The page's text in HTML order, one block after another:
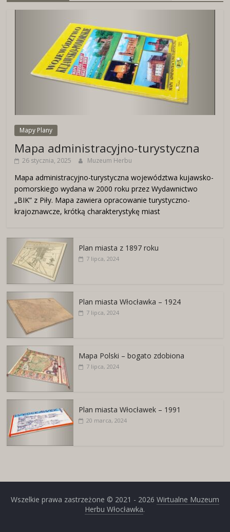
Mapy Plany
Mapa administracyjno-turystyczna
26 stycznia, 2025 Muzeum Herbu
Mapa administracyjno-turystyczna województwa kujawsko-
pomorskiego wydana w 2000 roku przez Wydawnictwo
„BIK” z Piły. Mapa zawiera opracowanie turystyczno-
krajoznawcze, krótką charakterystykę miast
Plan miasta z 1897 roku
7 lipca, 2024
Plan miasta Włocławka – 1924
7 lipca, 2024
Mapa Polski – bogato zdobiona
7 lipca, 2024
Plan miasta Włocławek – 1991
20 marca, 2024
Wszelkie prawa zastrzeżone © 2021 - 2026 Wirtualne Muzeum
Herbu Włocławka.